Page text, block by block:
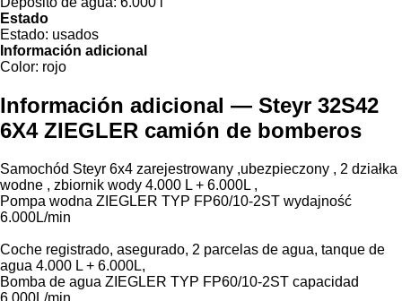
Estado
Estado: usados
Información adicional
Color: rojo
Información adicional — Steyr 32S42
6X4 ZIEGLER camión de bomberos
Samochód Steyr 6x4 zarejestrowany ,ubezpieczony , 2 działka
wodne , zbiornik wody 4.000 L + 6.000L ,
Pompa wodna ZIEGLER TYP FP60/10-2ST wydajność
6.000L/min
Coche registrado, asegurado, 2 parcelas de agua, tanque de
agua 4.000 L + 6.000L,
Bomba de agua ZIEGLER TYP FP60/10-2ST capacidad
6.000L/min